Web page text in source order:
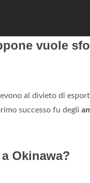
vuole
al divieto di
successo fu degli
Okinawa?